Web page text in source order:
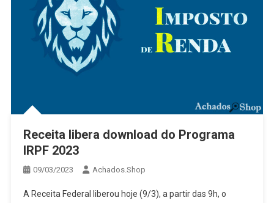
Receita libera download do Programa
IRPF 2023
09/03/2023 Achados.Shop
A Receita Federal liberou hoje (9/3), a partir das 9h, o